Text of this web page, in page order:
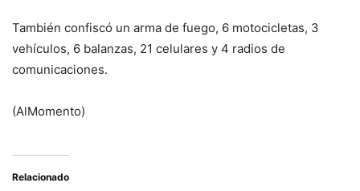
También confiscó un arma de fuego, 6 motocicletas, 3
vehículos, 6 balanzas, 21 celulares y 4 radios de
comunicaciones.
(AlMomento)
Relacionado